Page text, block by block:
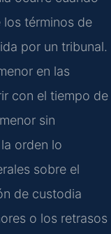
los términos de
por un tribunal.
en las
con el tiempo de
sin
orden lo
sobre el
de custodia
o los retrasos